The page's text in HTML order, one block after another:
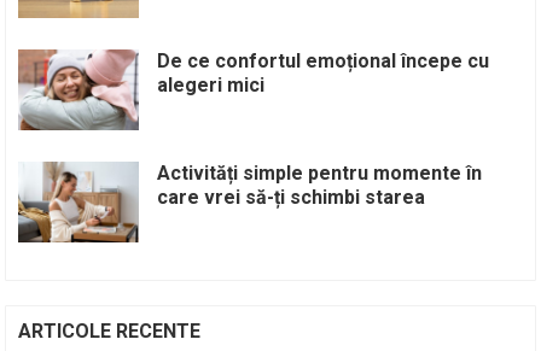
De ce confortul emoțional începe cu
alegeri mici
Activități simple pentru momente în
care vrei să-ți schimbi starea
ARTICOLE RECENTE